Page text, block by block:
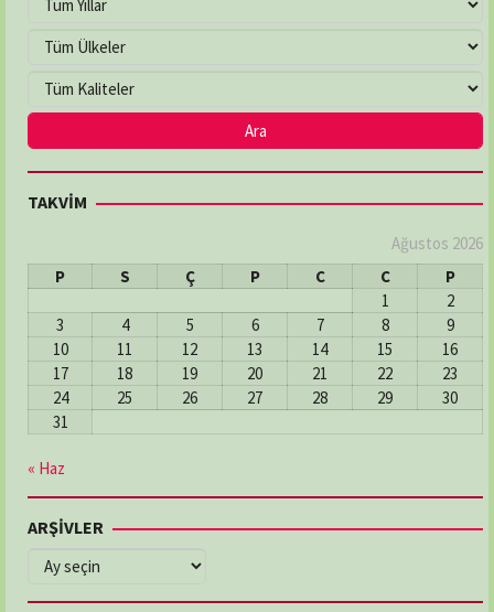
TAKVİM
Ağustos 2026
P
S Ç P C C
P
1
2
3
4 5 6 7 8
9
10
11 12 13 14 15
16
17
18 19 20 21 22
23
24
25 26 27 28 29
30
31
« Haz
ARŞİVLER
ARŞİVLER